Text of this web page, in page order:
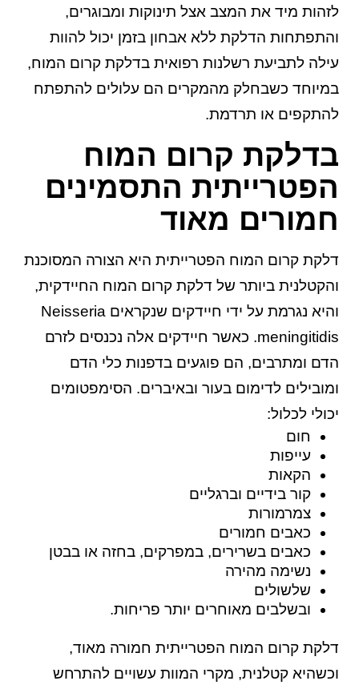
לזהות מיד את המצב אצל תינוקות ומבוגרים,
והתפתחות הדלקת ללא אבחון בזמן יכול להוות
עילה לתביעת רשלנות רפואית בדלקת קרום המוח,
במיוחד כשבחלק מהמקרים הם עלולים להתפתח
להתקפים או תרדמת.
בדלקת קרום המוח
הפטרייתית התסמינים
חמורים מאוד
דלקת קרום המוח הפטרייתית היא הצורה המסוכנת
והקטלנית ביותר של דלקת קרום המוח החיידקית,
והיא נגרמת על ידי חיידקים שנקראים Neisseria
meningitidis. כאשר חיידקים אלה נכנסים לזרם
הדם ומתרבים, הם פוגעים בדפנות כלי הדם
ומובילים לדימום בעור ובאיברים. הסימפטומים
יכולי לכלול:
חום
עייפות
הקאות
קור בידיים וברגליים
צמרמורות
כאבים חמורים
כאבים בשרירים, במפרקים, בחזה או בבטן
נשימה מהירה
שלשולים
ובשלבים מאוחרים יותר פריחות.
דלקת קרום המוח הפטרייתית חמורה מאוד,
וכשהיא קטלנית, מקרי המוות עשויים להתרחש